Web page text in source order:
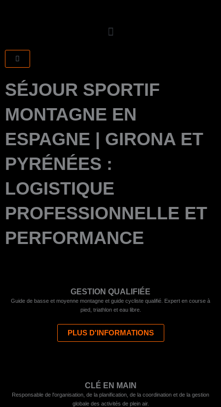
CART
SÉJOUR SPORTIF
MONTAGNE EN
ESPAGNE | GIRONA ET
PYRÉNÉES :
LOGISTIQUE
PROFESSIONNELLE ET
PERFORMANCE
GESTION QUALIFIÉE
Guide de basse et moyenne montagne et guide cycliste qualifié. Expert en course à
pied, triathlon et eau libre.
PLUS D'INFORMATIONS
CLÉ EN MAIN
Responsable de l'organisation, de la planification, de la coordination et de la gestion
globale des activités de plein air.